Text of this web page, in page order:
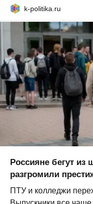
k-politika.ru
Россияне бегут
разгромили
ПТУ и колледжи